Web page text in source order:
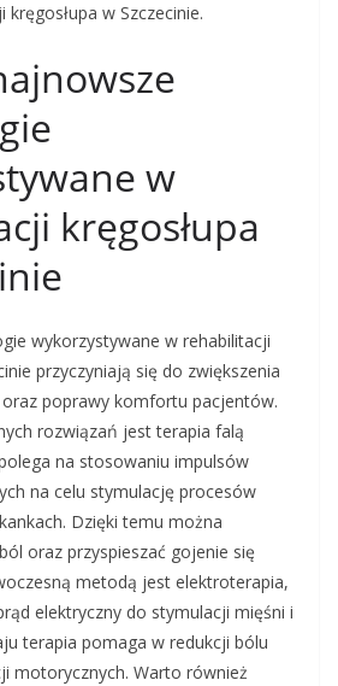
w Szczecinie.
w
kręgosłupa
wykorzystywane w rehabilitacji
przyczyniają się do zwiększenia
poprawy komfortu pacjentów.
rozwiązań jest terapia falą
na stosowaniu impulsów
na celu stymulację procesów
Dzięki temu można
oraz przyspieszać gojenie się
metodą jest elektroterapia,
elektryczny do stymulacji mięśni i
terapia pomaga w redukcji bólu
motorycznych. Warto również